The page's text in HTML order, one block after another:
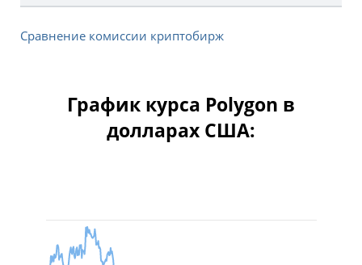
Сравнение комиссии криптобирж
График курса Polygon в
долларах США: